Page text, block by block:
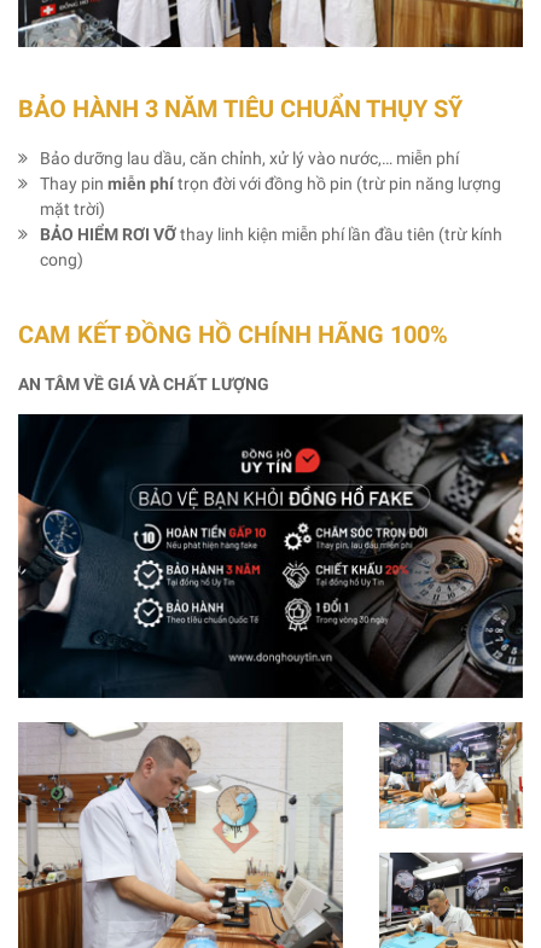
BẢO HÀNH 3 NĂM TIÊU CHUẨN THỤY SỸ
Bảo dưỡng lau dầu, căn chỉnh, xử lý vào nước,… miễn phí
Thay pin miễn phítrọn đời với đồng hồ pin (trừ pin năng lượng
mặt trời)
BẢO HIỂM RƠI VỠthay linh kiện miễn phí lần đầu tiên (trừ kính
cong)
CAM KẾT ĐỒNG HỒ CHÍNH HÃNG 100%
AN TÂM VỀ GIÁ VÀ CHẤT LƯỢNG